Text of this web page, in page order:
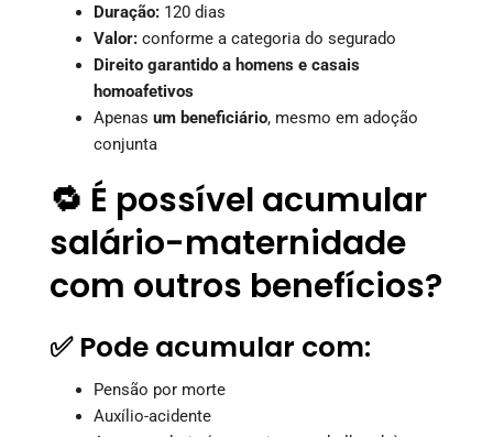
Duração: 120 dias
Valor: conforme a categoria do segurado
Direito garantido a homens e casais
homoafetivos
Apenas um beneficiário, mesmo em adoção
conjunta
🔁 É possível acumular
salário-maternidade
com outros benefícios?
✅ Pode acumular com:
Pensão por morte
Auxílio-acidente